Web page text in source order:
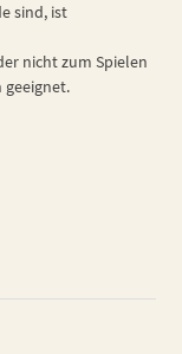
sind, ist
nicht zum Spielen
geeignet.